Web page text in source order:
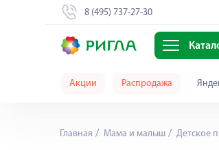
8 (495) 737-27-30
Акции Распродажа
Главная Мама и малыш Детское